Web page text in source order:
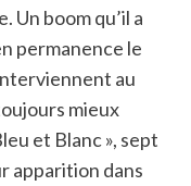
Un boom qu’il a
permanence le
au
mieux
et Blanc », sept
apparition dans